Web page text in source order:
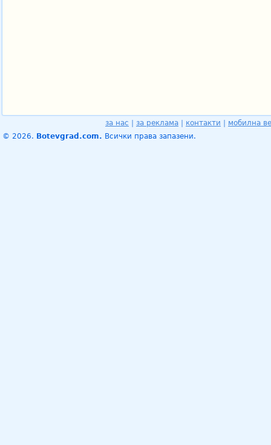
за нас за реклама контакти
мобилна
© 2026. Botevgrad.com. Всички права запазени.